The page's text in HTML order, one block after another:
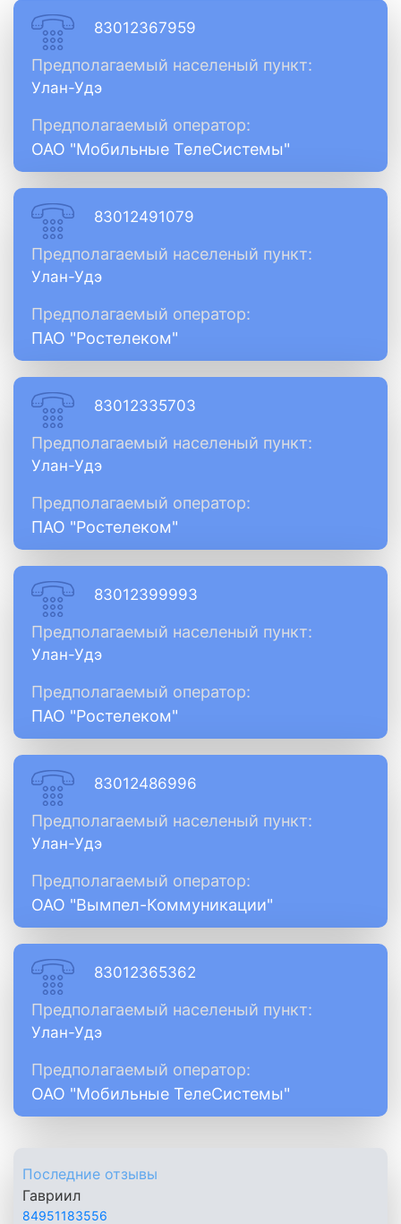
83012367959
Предполагаемый населеный пункт:
Улан-Удэ
Предполагаемый оператор:
ОАО "Мобильные ТелеСистемы"
83012491079
Предполагаемый населеный пункт:
Улан-Удэ
Предполагаемый оператор:
ПАО "Ростелеком"
83012335703
Предполагаемый населеный пункт:
Улан-Удэ
Предполагаемый оператор:
ПАО "Ростелеком"
83012399993
Предполагаемый населеный пункт:
Улан-Удэ
Предполагаемый оператор:
ПАО "Ростелеком"
83012486996
Предполагаемый населеный пункт:
Улан-Удэ
Предполагаемый оператор:
ОАО "Вымпел-Коммуникации"
83012365362
Предполагаемый населеный пункт:
Улан-Удэ
Предполагаемый оператор:
ОАО "Мобильные ТелеСистемы"
Последние отзывы
Гавриил
84951183556